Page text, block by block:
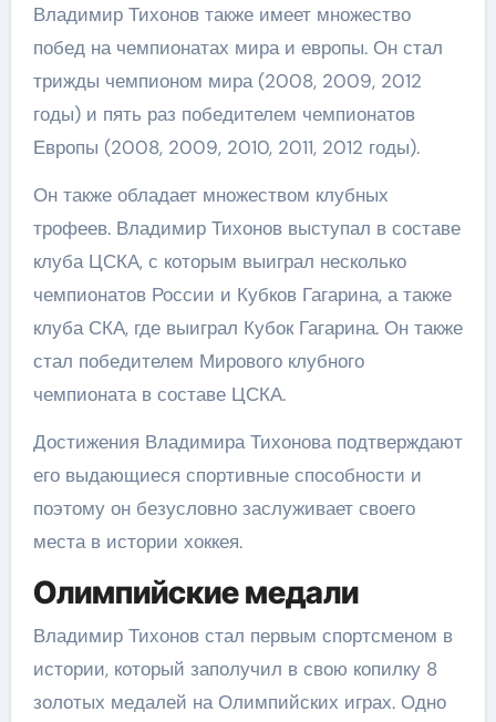
Владимир Тихонов также имеет множество
побед на чемпионатах мира и европы. Он стал
трижды чемпионом мира (2008, 2009, 2012
годы) и пять раз победителем чемпионатов
Европы (2008, 2009, 2010, 2011, 2012 годы).
Он также обладает множеством клубных
трофеев. Владимир Тихонов выступал в составе
клуба ЦСКА, с которым выиграл несколько
чемпионатов России и Кубков Гагарина, а также
клуба СКА, где выиграл Кубок Гагарина. Он также
стал победителем Мирового клубного
чемпионата в составе ЦСКА.
Достижения Владимира Тихонова подтверждают
его выдающиеся спортивные способности и
поэтому он безусловно заслуживает своего
места в истории хоккея.
Олимпийские медали
Владимир Тихонов стал первым спортсменом в
истории, который заполучил в свою копилку 8
золотых медалей на Олимпийских играх. Одно